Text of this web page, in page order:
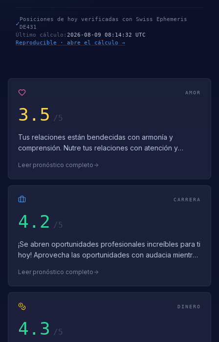
✓
Posiciones de hoy verificadas con Swiss Ephemeris
DE431
Último cálculo : 2026-08-09 08:14:32 UTC
Reproducible · abre el cálculo →
AMOR
3.5 /5
Tus relaciones están bendecidas con armonía y
comprensión. Nutre tus relaciones con atención y
Leer pronóstico completo
CARRERA
4.2 /5
¡Se abren oportunidades profesionales increíbles para ti
hoy! Aprovecha las oportunidades con audacia mientras
Leer pronóstico completo
DINERO
4.3 /5